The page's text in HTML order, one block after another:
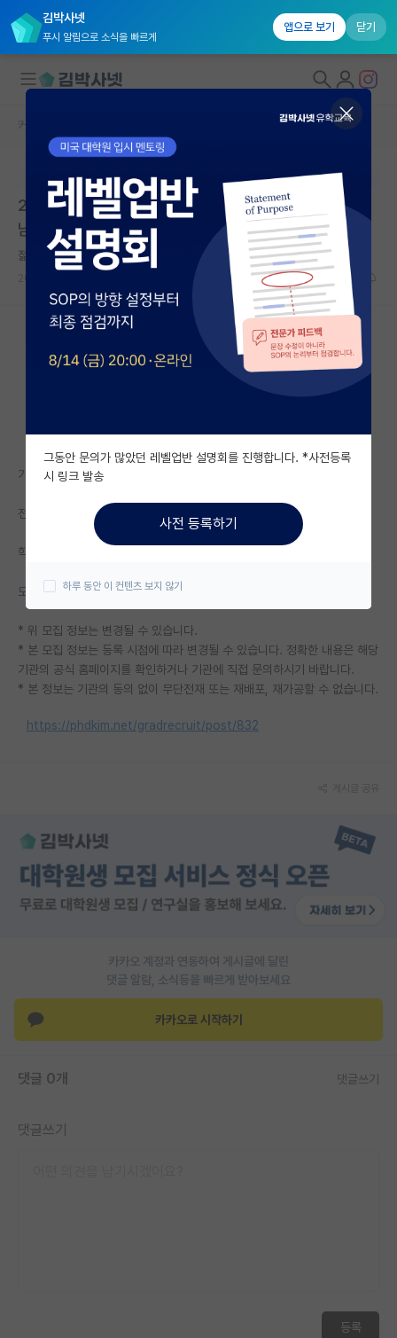
김박사넷
푸시 알림으로 소식을 빠르게
앱으로 보기 닫기
대학원생 모집
국내대학원 정보
연구실&오픈랩
커뮤니티
커뮤니티 홈
전체글보기
베스트 게시판
자유 게시판(아무개랩)
미국 유학 게시판
미국 대학원 합격 후기 게시판
대학원생 모집 게시판
연구실(PI) 홍보 게시판
석박사 채용 정보 게시판
임용 정보 게시판
학부 인턴 게시판
특수/전문대학원 게시판
장학금/장학생 게시판
학술 정보 게시판
커리어
이벤트
커뮤니티 홈
본문이 수정되지 않는 박제글입니다.
2026학년도 후기 특허법무대학원 신입생 모집요강 | 충
남대학교 특허법무대학원 | 마감: 2026.05.28. 18:00
젊은 마르틴 하이데거
기관명: 충남대학교 특허법무대학원
전공: 전공 무관 - 전공 무관
학위: 석사
모집기간: 2026.05.22. 09:00 ~ 2026.05.28. 18:00
* 위 모집 정보는 변경될 수 있습니다.
* 본 모집 정보는 등록 시점에 따라 변경될 수 있습니다. 정확한 내용은 해당
기관의 공식 홈페이지를 확인하거나 기관에 직접 문의하시기 바랍니다.
* 본 정보는 기관의 동의 없이 무단전재 또는 재배포, 재가공할 수 없습니다.
https://phdkim.net/gradrecruit/post/832
카카오 계정과 연동하여 게시글에 달린
댓글 알람, 소식등을 빠르게 받아보세요
카카오로 시작하기
댓글 0개 댓글쓰기
댓글쓰기
등록
그동안 문의가 많았던 레벨업반 설명회를 진행합니다. *사전등록
시 링크 발송
사전 등록하기
하루 동안 이 컨텐츠 보지 않기